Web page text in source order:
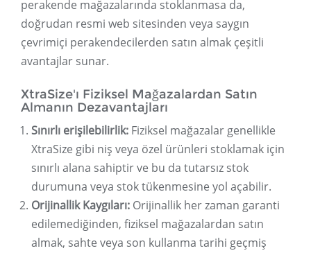
perakende mağazalarında stoklanmasa da,
doğrudan resmi web sitesinden veya saygın
çevrimiçi perakendecilerden satın almak çeşitli
avantajlar sunar.
XtraSize'ı Fiziksel Mağazalardan Satın
Almanın Dezavantajları
Sınırlı erişilebilirlik: Fiziksel mağazalar genellikle
XtraSize gibi niş veya özel ürünleri stoklamak için
sınırlı alana sahiptir ve bu da tutarsız stok
durumuna veya stok tükenmesine yol açabilir.
Orijinallik Kaygıları: Orijinallik her zaman garanti
edilemediğinden, fiziksel mağazalardan satın
almak, sahte veya son kullanma tarihi geçmiş